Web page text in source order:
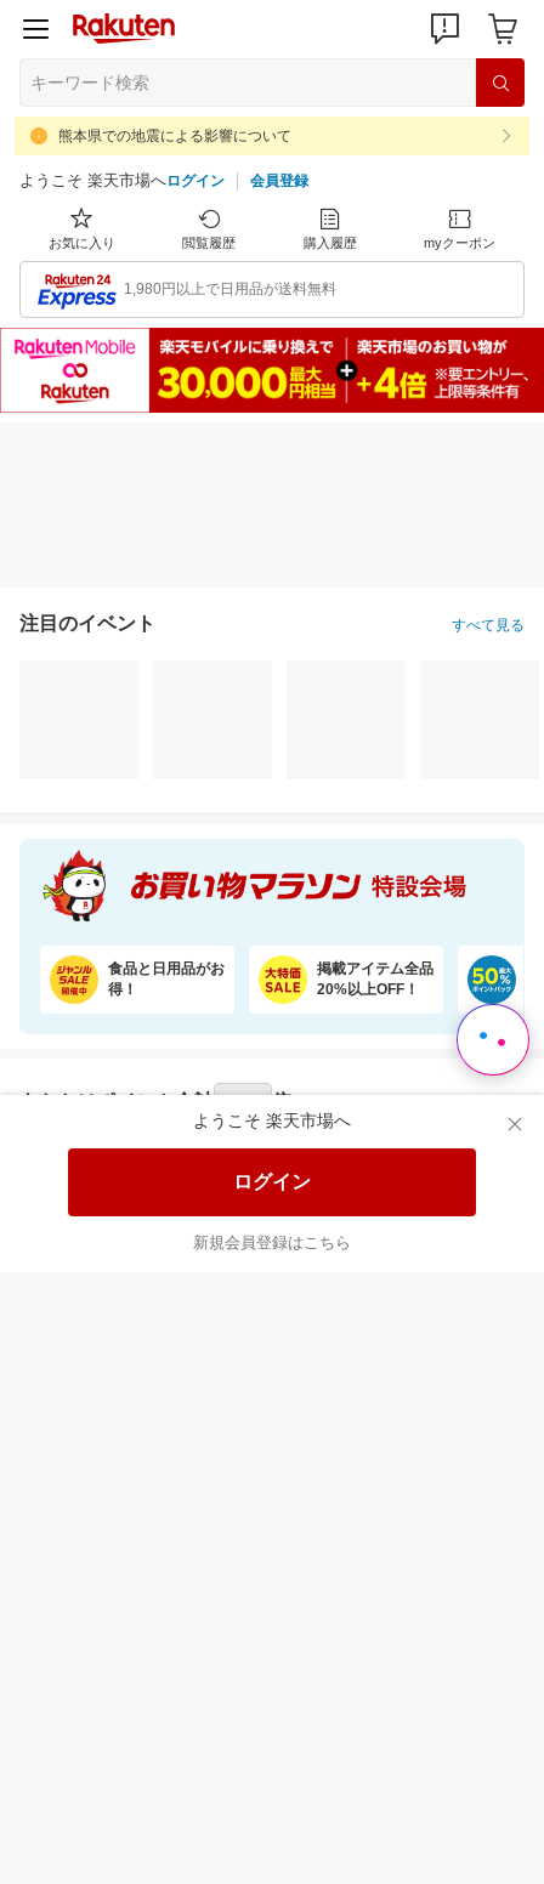
熊本県での地震による影響について
ようこそ 楽天市場へログイン 会員登録
お気に入り 閲覧履歴 購入履歴 myクーポン
1,980円以上で日用品が送料無料
ようこそ 楽天市場へ
ログイン
新規会員登録はこちら
注目のイベント すべて見る
食品と日用品がお
得！
掲載アイテム全品
20%以上OFF！
あなたはポイント 合計 倍